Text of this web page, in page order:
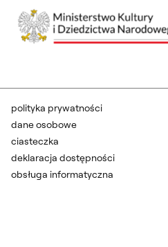
polityka prywatności
dane osobowe
ciasteczka
deklaracja dostępności
obsługa informatyczna